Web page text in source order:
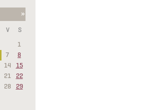
»
V
S
1
7
8
14
15
21
22
28
29